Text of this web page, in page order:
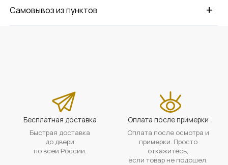
+
Самовывоз из пунктов
Бесплатная доставка
Быстрая доставка
до двери
по всей России.
Оплата после примерки
Оплата после осмотра и
примерки. Просто
откажитесь,
если товар не подошел.